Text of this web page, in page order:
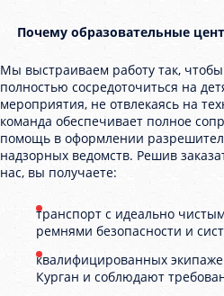
Почему образовательные
Мы выстраиваем работу так,
полностью сосредоточиться на
мероприятия, не отвлекаясь на
команда обеспечивает полное
помощь в оформлении
надзорных ведомств. Решив
нас, вы получаете:
транспорт с идеально
ремнями безопасности и
квалифицированных
Курган и соблюдают